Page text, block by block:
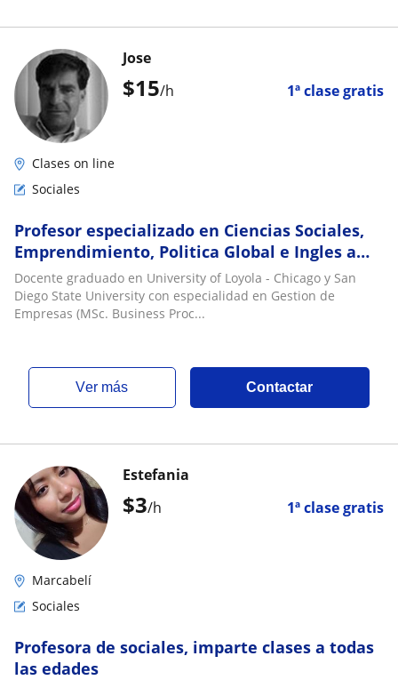
$15/h 1ª clase gratis
Jose
Clases on line
Sociales
Profesor especializado en Ciencias Sociales,
Emprendimiento, Politica Global e Ingles a
nivel de Bachillerato Internacional
Docente graduado en University of Loyola - Chicago y San
Diego State University con especialidad en Gestion de
Empresas (MSc. Business Proc...
ver más Contactar
$3/h 1ª clase gratis
Estefania
Marcabelí
Sociales
Profesora de sociales, imparte clases a todas
las edades